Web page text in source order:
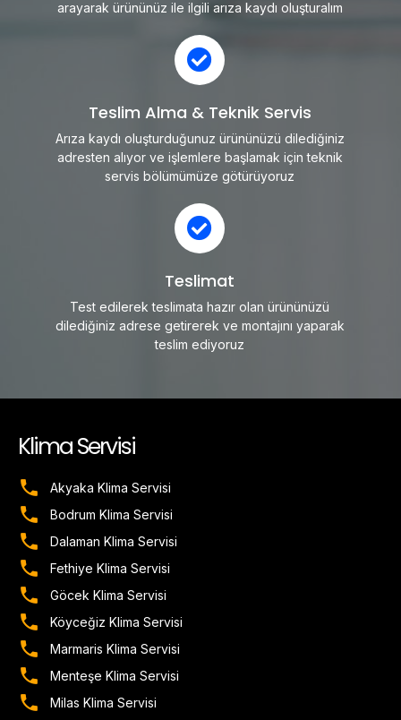
arayarak ürününüz ile ilgili arıza kaydı oluşturalım
Teslim Alma & Teknik Servis
Arıza kaydı oluşturduğunuz ürününüzü dilediğiniz
adresten alıyor ve işlemlere başlamak için teknik
servis bölümümüze götürüyoruz
Teslimat
Test edilerek teslimata hazır olan ürününüzü
dilediğiniz adrese getirerek ve montajını yaparak
teslim ediyoruz
Klima Servisi
Akyaka Klima Servisi
Bodrum Klima Servisi
Dalaman Klima Servisi
Fethiye Klima Servisi
Göcek Klima Servisi
Köyceğiz Klima Servisi
Marmaris Klima Servisi
Menteşe Klima Servisi
Milas Klima Servisi